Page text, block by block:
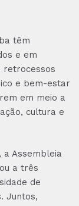
têm
e em
retrocessos
e bem-estar
em meio a
cultura e
Assembleia
a três
de
Juntos,